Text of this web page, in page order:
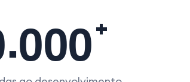
.000